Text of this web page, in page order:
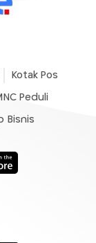
Kotak Pos
Peduli
Bisnis